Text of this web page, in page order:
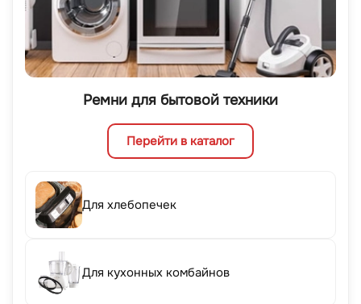
Ремни для бытовой техники
Перейти в каталог
Для хлебопечек
Для кухонных комбайнов